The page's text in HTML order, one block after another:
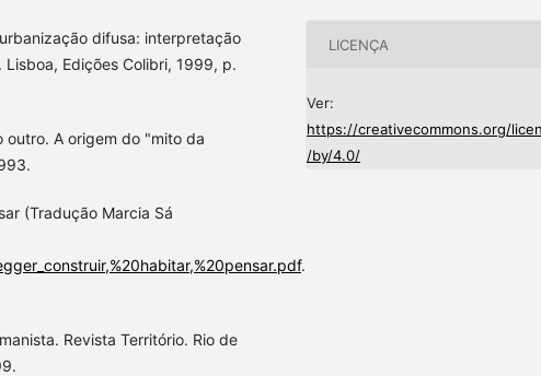
difusa: interpretação
Edições Colibri, 1999, p.
outro. A origem do "mito da
(Tradução Marcia Sá
.
Revista Território. Rio de
LICENÇA
Ver:
https://creativecommons.org/
/by/4.0/